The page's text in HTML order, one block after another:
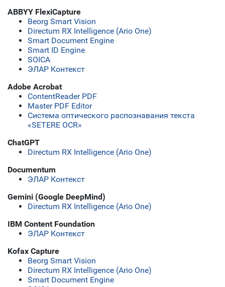
ABBYY FlexiCapture
Beorg Smart Vision
Directum RX Intelligence (Ario One)
Smart Document Engine
Smart ID Engine
SOICA
ЭЛАР Контекст
Adobe Acrobat
ContentReader PDF
Master PDF Editor
Система оптического распознавания текста
«SETERE OCR»
ChatGPT
Directum RX Intelligence (Ario One)
Documentum
ЭЛАР Контекст
Gemini (Google DeepMind)
Directum RX Intelligence (Ario One)
IBM Content Foundation
ЭЛАР Контекст
Kofax Capture
Beorg Smart Vision
Directum RX Intelligence (Ario One)
Smart Document Engine